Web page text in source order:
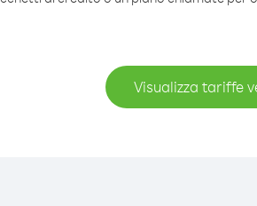
Visualizza tariffe